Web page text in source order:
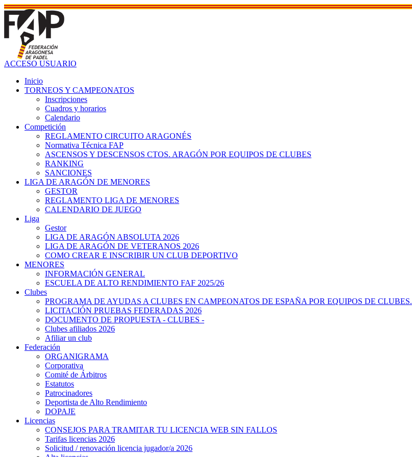
ACCESO USUARIO
Inicio
TORNEOS Y CAMPEONATOS
Inscripciones
Cuadros y horarios
Calendario
Competición
REGLAMENTO CIRCUITO ARAGONÉS
Normativa Técnica FAP
ASCENSOS Y DESCENSOS CTOS. ARAGÓN POR EQUIPOS DE CLUBES
RANKING
SANCIONES
LIGA DE ARAGÓN DE MENORES
GESTOR
REGLAMENTO LIGA DE MENORES
CALENDARIO DE JUEGO
Liga
Gestor
LIGA DE ARAGÓN ABSOLUTA 2026
LIGA DE ARAGÓN DE VETERANOS 2026
COMO CREAR E INSCRIBIR UN CLUB DEPORTIVO
MENORES
INFORMACIÓN GENERAL
ESCUELA DE ALTO RENDIMIENTO FAF 2025/26
Clubes
PROGRAMA DE AYUDAS A CLUBES EN CAMPEONATOS DE ESPAÑA POR EQUIPOS DE CLUBES.
LICITACIÓN PRUEBAS FEDERADAS 2026
DOCUMENTO DE PROPUESTA - CLUBES -
Clubes afiliados 2026
Afiliar un club
Federación
ORGANIGRAMA
Corporativa
Comité de Árbitros
Estatutos
Patrocinadores
Deportista de Alto Rendimiento
DOPAJE
Licencias
CONSEJOS PARA TRAMITAR TU LICENCIA WEB SIN FALLOS
Tarifas licencias 2026
Solicitud / renovación licencia jugador/a 2026